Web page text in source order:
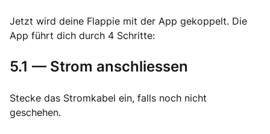
Jetzt wird deine Flappie mit der App gekoppelt. Die
App führt dich durch 4 Schritte:
5.1 — Strom anschliessen
Stecke das Stromkabel ein, falls noch nicht
geschehen.